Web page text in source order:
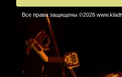
Все права защищены ©2026